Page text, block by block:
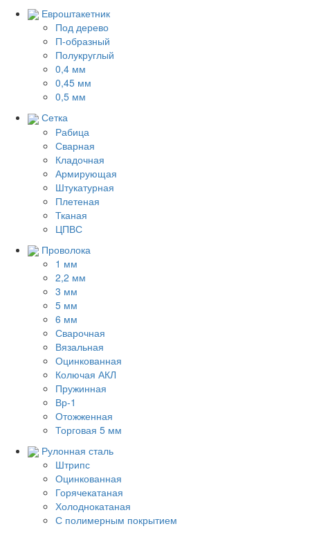
Евроштакетник
Под дерево
П-образный
Полукруглый
0,4 мм
0,45 мм
0,5 мм
Сетка
Рабица
Сварная
Кладочная
Армирующая
Штукатурная
Плетеная
Тканая
ЦПВС
Проволока
1 мм
2,2 мм
3 мм
5 мм
6 мм
Сварочная
Вязальная
Оцинкованная
Колючая АКЛ
Пружинная
Вр-1
Отожженная
Торговая 5 мм
Рулонная сталь
Штрипс
Оцинкованная
Горячекатаная
Холоднокатаная
С полимерным покрытием